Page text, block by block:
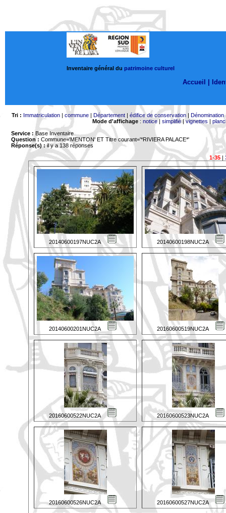
Inventaire général du patrimoine culturel
Accueil |
Tri : Immatriculation| commune| Département| édifice de conservation| Dénomination
Mode d'affichage: notice| simplifié|vignettes |
Service : Base Inventaire
Question : Commune='MENTON' ET Titre courant='*RIVIERA PALACE*'
Réponse(s) :il y a 138 réponses
1-35|
20140600197NUC2A 20140600198NUC2A
20140600201NUC2A 20160600519NUC2A
20160600522NUC2A 20160600523NUC2A
20160600526NUC2A 20160600527NUC2A